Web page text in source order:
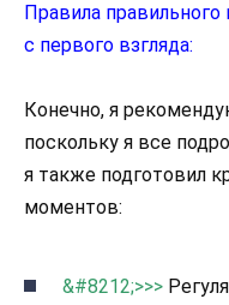
Правила правильного
с первого взгляда:
Конечно, я
поскольку я все
я также подготовил
моментов:
&#8212;>>>